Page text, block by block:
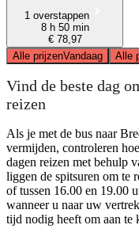
1 overstappen
8 h 50 min
€ 78,97
Alle prijzenVandaag Alle
Vind de beste dag
reizen
Als je met de bus naar
vermijden, controleren
dagen reizen met behulp
liggen de spitsuren om te
of tussen 16.00 en 19.00
wanneer u naar uw
tijd nodig heeft om aan te